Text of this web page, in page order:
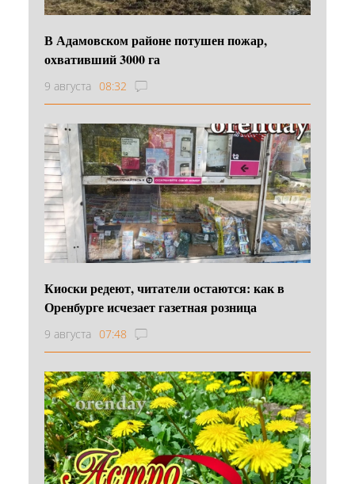
В Адамовском районе потушен пожар,
охвативший 3000 га
9 августа 08:32
Киоски редеют, читатели остаются: как в
Оренбурге исчезает газетная розница
9 августа 07:48